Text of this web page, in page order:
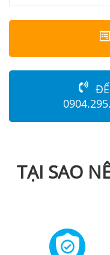
TẠI SAO